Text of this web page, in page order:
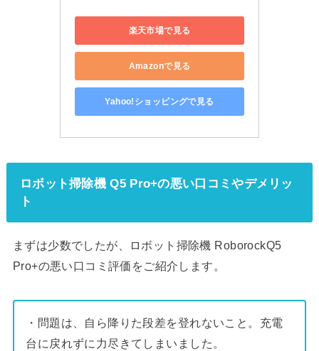
楽天市場で見る
Amazonで見る
Yahoo!ショッピングで見る
ロボット掃除機 Q5 Pro+の悪い口コミやデメリッ
ト
まずは少数でしたが、ロボット掃除機 RoborockQ5
Pro+の悪い口コミ評価をご紹介します。
・問題は、自ら降りた段差を登れないこと。充電
台に戻れずに力尽きてしまいました。